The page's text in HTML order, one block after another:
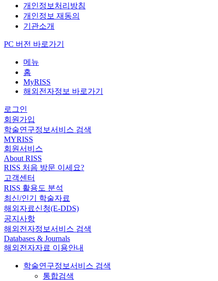
개인정보처리방침
개인정보 재동의
기관소개
PC 버전 바로가기
메뉴
홈
MyRISS
해외전자정보 바로가기
로그인
회원가입
학술연구정보서비스 검색
MYRISS
회원서비스
About RISS
RISS 처음 방문 이세요?
고객센터
RISS 활용도 분석
최신/인기 학술자료
해외자료신청(E-DDS)
공지사항
해외전자정보서비스 검색
Databases & Journals
해외전자자료 이용안내
학술연구정보서비스 검색
통합검색